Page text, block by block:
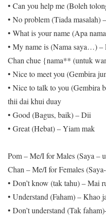
• Can you help me (Boleh
• No problem (Tiada masalah)
• What is your name (Apa
• My name is (Nama saya…)
Chan chue {nama** (untuk
• Nice to meet you (Gembira
• Nice to talk to you (Gembira
thii dai khui duay
• Good (Bagus, baik) – Dii
• Great (Hebat) – Yiam mak
Pom – Me/I for Males (Saya –
Chan – Me/I for Females
• Don’t know (tak tahu) – Mai
• Understand (Faham) – Khao
• Don’t understand (Tak